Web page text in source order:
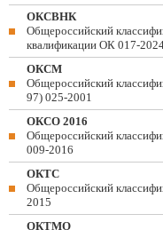
ОКСВНК
Общероссийский
квалификации ОК 017-
ОКСМ
Общероссийский
97) 025-2001
ОКСО 2016
Общероссийский
009-2016
ОКТС
Общероссийский
2015
ОКТМО